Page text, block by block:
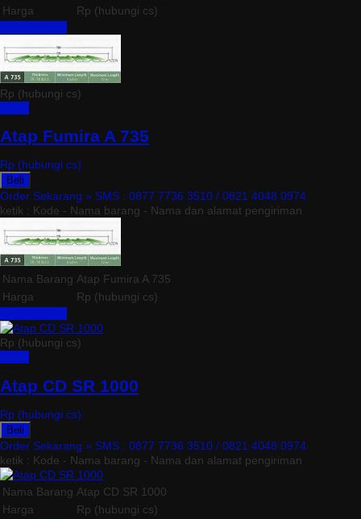
Harga
Rp (hubungi cs)
Rp (hubungi cs)
Atap Fumira A 735
Rp (hubungi cs)
Beli
Order Sekarang » SMS : 0877 7736 3510 / 0821 4048 0974
ketik : Kode - Nama barang - Nama dan alamat pengiriman
Nama Barang Atap Fumira A 735
Harga
Rp (hubungi cs)
Rp (hubungi cs)
Atap CD SR 1000
Rp (hubungi cs)
Beli
Order Sekarang » SMS : 0877 7736 3510 / 0821 4048 0974
ketik : Kode - Nama barang - Nama dan alamat pengiriman
Nama Barang Atap CD SR 1000
Harga
Rp (hubungi cs)